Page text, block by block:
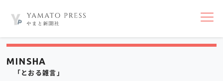
nav
MINSHA
「とおる雑言」